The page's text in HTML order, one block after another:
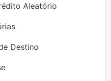
Aleatório
Destino